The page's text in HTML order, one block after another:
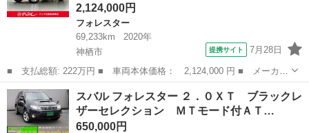
2,124,000円
フォレスター
69,233km
2020年
神栖市
提携サイト 7月28日
■ 支払総額: 222万円 ■ 車両本体価格： 2,124,000 円 ■ メーカー
名： スバル ■ 車種名： フォレスター ■ グレード名： アドバ
ンス ４ＷＤ ＥＴＣ 全周囲カメラ クリアランスソナー オート
クルーズコ...
茨城 神栖市
スバル フォレスター ２．０ＸＴ ブラックレ
ザーセレクション ＭＴモード付ＡＴ…
650,000円